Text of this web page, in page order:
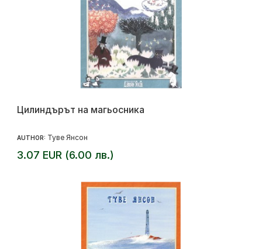
Цилиндърът на магьосника
AUTHOR: Туве Янсон
3.07 EUR (6.00 лв.)